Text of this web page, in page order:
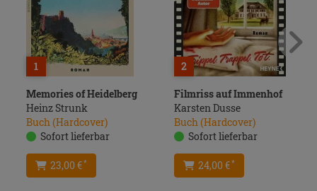
1
Memories of Heidelberg
Heinz Strunk
Buch (Hardcover)
Sofort lieferbar
23,00 €*
2
Filmriss auf Immenhof
Karsten Dusse
Buch (Hardcover)
Sofort lieferbar
24,00 €*